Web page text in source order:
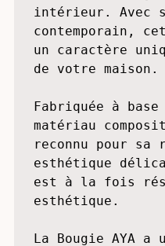
Découvrez AYA,
apportera une
subtile et
intérieur. Avec
un caractère
de votre maison.
Fabriquée à
matériau
reconnu pour sa
est à la fois